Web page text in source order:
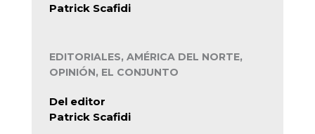
Patrick Scafidi
EDITORIALES, AMÉRICA DEL NORTE,
OPINIÓN, EL CONJUNTO
Del editor
Patrick Scafidi